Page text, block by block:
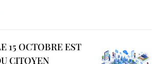
15 OCTOBRE EST
CITOYEN